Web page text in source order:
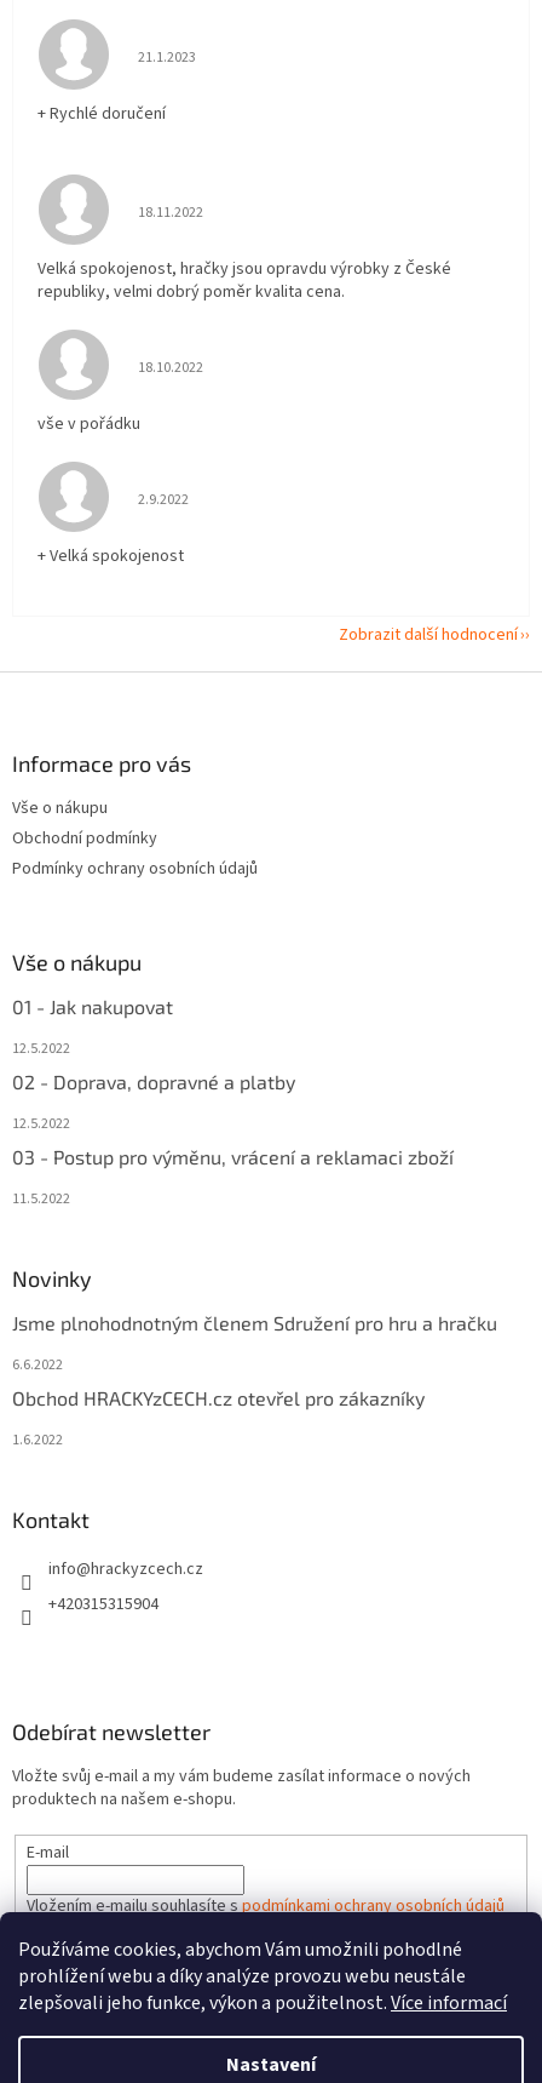
Používáme cookies, abychom Vám umožnili pohodlné
prohlížení webu a díky analýze provozu webu neustále
zlepšovali jeho funkce, výkon a použitelnost.Více informací
Nastavení
Hodnocení obchodu je 5 z 5 hvězdiček.
21.1.2023
+ Rychlé doručení
Hodnocení obchodu je 5 z 5 hvězdiček.
18.11.2022
Velká spokojenost, hračky jsou opravdu výrobky z České
republiky, velmi dobrý poměr kvalita cena.
Hodnocení obchodu je 5 z 5 hvězdiček.
18.10.2022
vše v pořádku
Hodnocení obchodu je 5 z 5 hvězdiček.
2.9.2022
+ Velká spokojenost
Zobrazit další hodnocení
Informace pro vás
Vše o nákupu
Obchodní podmínky
Podmínky ochrany osobních údajů
Vše o nákupu
01 - Jak nakupovat
12.5.2022
02 - Doprava, dopravné a platby
12.5.2022
03 - Postup pro výměnu, vrácení a reklamaci zboží
11.5.2022
Novinky
Jsme plnohodnotným členem Sdružení pro hru a hračku
6.6.2022
Obchod HRACKYzCECH.cz otevřel pro zákazníky
1.6.2022
Kontakt
info@hrackyzcech.cz
+420315315904
Odebírat newsletter
Vložte svůj e-mail a my vám budeme zasílat informace o nových
produktech na našem e-shopu.
E-mail
Vložením e-mailu souhlasíte spodmínkami ochrany osobních údajů
PŘIHLÁSIT SE
Vytvořil Shoptet